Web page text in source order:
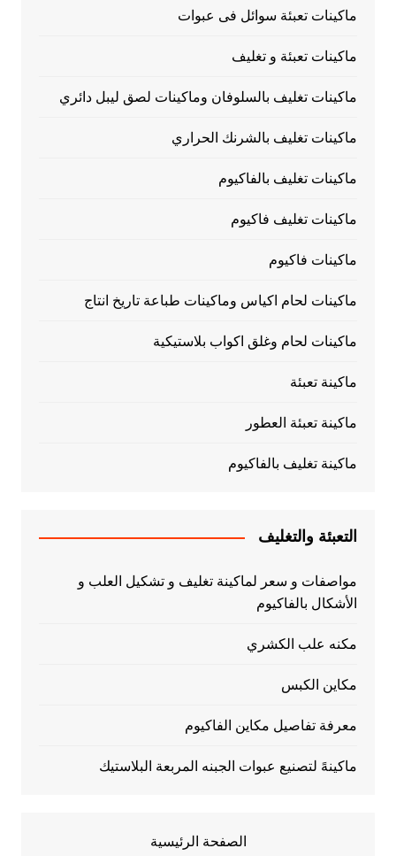
ماكينات تعبئة سوائل فى عبوات
ماكينات تعبئة و تغليف
ماكينات تغليف بالسلوفان وماكينات لصق ليبل دائري
ماكينات تغليف بالشرنك الحراري
ماكينات تغليف بالفاكيوم
ماكينات تغليف فاكيوم
ماكينات فاكيوم
ماكينات لحام اكياس وماكينات طباعة تاريخ انتاج
ماكينات لحام وغلق اكواب بلاستيكية
ماكينة تعبئة
ماكينة تعبئة العطور
ماكينة تغليف بالفاكيوم
التعبئة والتغليف
مواصفات و سعر لماكينة تغليف و تشكيل العلب و
الأشكال بالفاكيوم
مكنه علب الكشري
مكاين الكبس
معرفة تفاصيل مكاين الفاكيوم
ماكينهً لتصنيع عبوات الجبنه المربعة البلاستيك
الصفحة الرئيسية